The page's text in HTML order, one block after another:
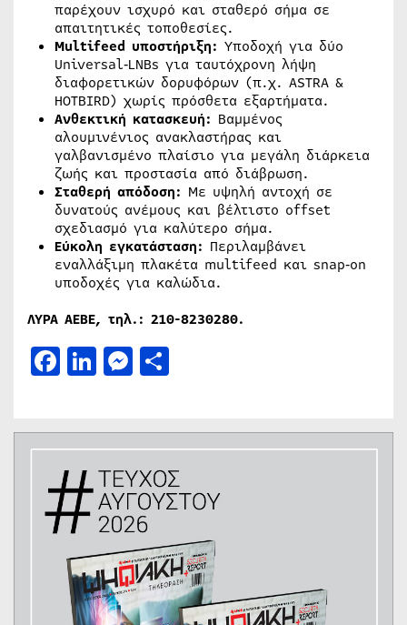
παρέχουν ισχυρό και σταθερό σήμα σε
απαιτητικές τοποθεσίες.
Multifeed υποστήριξη: Υποδοχή για δύο
Universal‑LNBs για ταυτόχρονη λήψη
διαφορετικών δορυφόρων (π.χ. ASTRA &
HOTBIRD) χωρίς πρόσθετα εξαρτήματα.
Ανθεκτική κατασκευή: Βαμμένος
αλουμινένιος ανακλαστήρας και
γαλβανισμένο πλαίσιο για μεγάλη διάρκεια
ζωής και προστασία από διάβρωση.
Σταθερή απόδοση: Με υψηλή αντοχή σε
δυνατούς ανέμους και βέλτιστο offset
σχεδιασμό για καλύτερο σήμα.
Εύκολη εγκατάσταση: Περιλαμβάνει
εναλλάξιμη πλακέτα multifeed και snap‑on
υποδοχές για καλώδια.
ΛΥΡΑ ΑΕΒΕ, τηλ.: 210-8230280.
Facebook
LinkedIn
Messenger